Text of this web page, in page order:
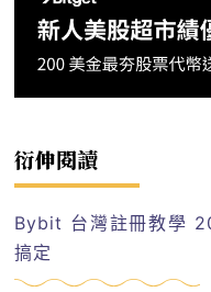
衍伸閱讀
Bybit 台灣註冊教學
搞定